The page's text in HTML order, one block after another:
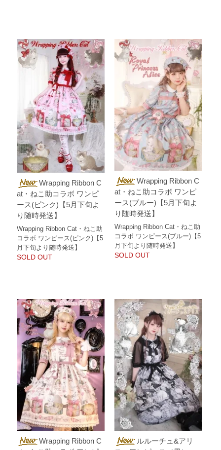
Wrapping Ribbon C
at・ねこ助コラボ ワンピ
ース(ピンク)【5月下旬よ
り随時発送】
Wrapping Ribbon Cat・ねこ助
コラボ ワンピース(ピンク)【5
月下旬より随時発送】
SOLD OUT
Wrapping Ribbon C
at・ねこ助コラボ ワンピ
ース(ブルー)【5月下旬よ
り随時発送】
Wrapping Ribbon Cat・ねこ助
コラボ ワンピース(ブルー)【5
月下旬より随時発送】
SOLD OUT
Wrapping Ribbon C
ルルーチュ&アリ